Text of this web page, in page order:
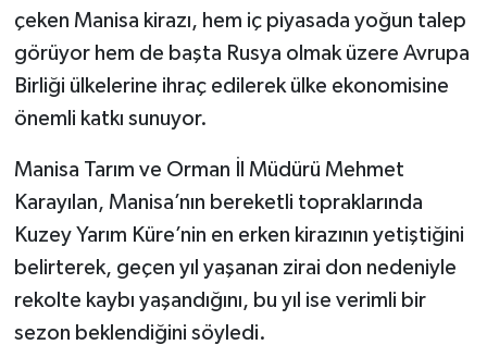
çeken Manisa kirazı, hem iç piyasada yoğun talep
görüyor hem de başta Rusya olmak üzere Avrupa
Birliği ülkelerine ihraç edilerek ülke ekonomisine
önemli katkı sunuyor.
Manisa Tarım ve Orman İl Müdürü Mehmet
Karayılan, Manisa’nın bereketli topraklarında
Kuzey Yarım Küre’nin en erken kirazının yetiştiğini
belirterek, geçen yıl yaşanan zirai don nedeniyle
rekolte kaybı yaşandığını, bu yıl ise verimli bir
sezon beklendiğini söyledi.